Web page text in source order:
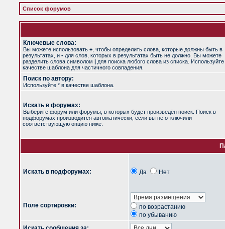
Список форумов
Ключевые слова:
Вы можете использовать + , чтобы определить слова, которые должны быть в
результатах, и - для слов, которых в результатах быть не должно. Вы можете
разделить слова символом | для поиска любого слова из списка. Используйте
качестве шаблона для частичного совпадения.
Поиск по автору:
Используйте * в качестве шаблона.
Искать в форумах:
Выберите форум или форумы, в которых будет произведён поиск. Поиск в
подфорумах производится автоматически, если вы не отключили
соответствующую опцию ниже.
Искать в подфорумах: Да Нет
Поле сортировки:
по возрастанию
по убыванию